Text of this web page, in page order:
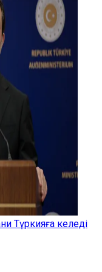
Түркияға келеді